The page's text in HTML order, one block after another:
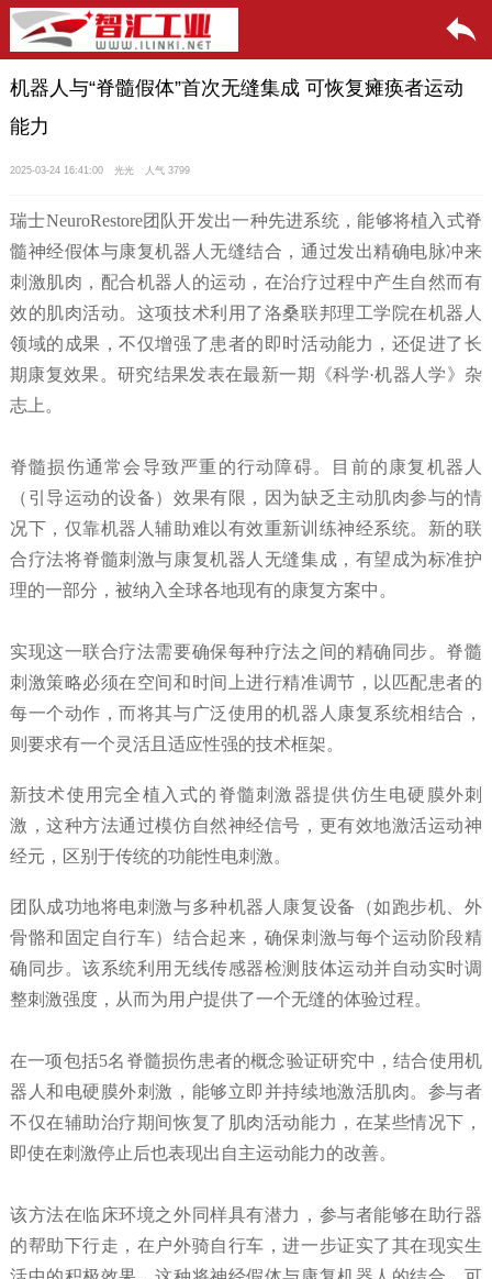
机器人与“脊髓假体”首次无缝集成 可恢复瘫痪者运动
能力
2025-03-24 16:41:00 光光 人气 3799
瑞士NeuroRestore团队开发出一种先进系统，能够将植入式脊
髓神经假体与康复机器人无缝结合，通过发出精确电脉冲来
刺激肌肉，配合机器人的运动，在治疗过程中产生自然而有
效的肌肉活动。这项技术利用了洛桑联邦理工学院在机器人
领域的成果，不仅增强了患者的即时活动能力，还促进了长
期康复效果。研究结果发表在最新一期《科学·机器人学》杂
志上。
脊髓损伤通常会导致严重的行动障碍。目前的康复机器人
（引导运动的设备）效果有限，因为缺乏主动肌肉参与的情
况下，仅靠机器人辅助难以有效重新训练神经系统。新的联
合疗法将脊髓刺激与康复机器人无缝集成，有望成为标准护
理的一部分，被纳入全球各地现有的康复方案中。
实现这一联合疗法需要确保每种疗法之间的精确同步。脊髓
刺激策略必须在空间和时间上进行精准调节，以匹配患者的
每一个动作，而将其与广泛使用的机器人康复系统相结合，
则要求有一个灵活且适应性强的技术框架。
新技术使用完全植入式的脊髓刺激器提供仿生电硬膜外刺
激，这种方法通过模仿自然神经信号，更有效地激活运动神
经元，区别于传统的功能性电刺激。
团队成功地将电刺激与多种机器人康复设备（如跑步机、外
骨骼和固定自行车）结合起来，确保刺激与每个运动阶段精
确同步。该系统利用无线传感器检测肢体运动并自动实时调
整刺激强度，从而为用户提供了一个无缝的体验过程。
在一项包括5名脊髓损伤患者的概念验证研究中，结合使用机
器人和电硬膜外刺激，能够立即并持续地激活肌肉。参与者
不仅在辅助治疗期间恢复了肌肉活动能力，在某些情况下，
即使在刺激停止后也表现出自主运动能力的改善。
该方法在临床环境之外同样具有潜力，参与者能够在助行器
的帮助下行走，在户外骑自行车，进一步证实了其在现实生